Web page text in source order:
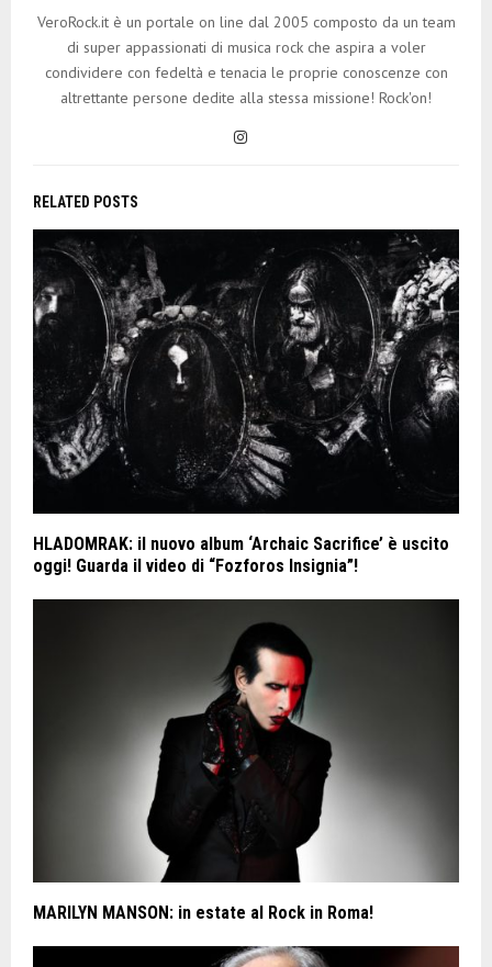
VeroRock.it è un portale on line dal 2005 composto da un team
di super appassionati di musica rock che aspira a voler
condividere con fedeltà e tenacia le proprie conoscenze con
altrettante persone dedite alla stessa missione! Rock'on!
RELATED POSTS
HLADOMRAK: il nuovo album ‘Archaic Sacrifice’ è uscito
oggi! Guarda il video di “Fozforos Insignia”!
MARILYN MANSON: in estate al Rock in Roma!